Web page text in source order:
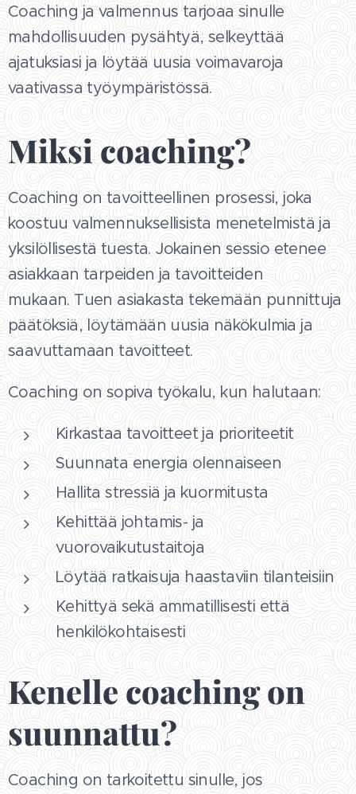
Coaching ja valmennus tarjoaa sinulle
mahdollisuuden pysähtyä, selkeyttää
ajatuksiasi ja löytää uusia voimavaroja
vaativassa työympäristössä.
Miksi coaching?
Coaching on tavoitteellinen prosessi, joka
koostuu valmennuksellisista menetelmistä ja
yksilöllisestä tuesta. Jokainen sessio etenee
asiakkaan tarpeiden ja tavoitteiden
mukaan. Tuen asiakasta tekemään punnittuja
päätöksiä, löytämään uusia näkökulmia ja
saavuttamaan tavoitteet.
Coaching on sopiva työkalu, kun halutaan:
Kirkastaa tavoitteet ja prioriteetit
Suunnata energia olennaiseen
Hallita stressiä ja kuormitusta
Kehittää johtamis- ja
vuorovaikutustaitoja
Löytää ratkaisuja haastaviin tilanteisiin
Kehittyä sekä ammatillisesti että
henkilökohtaisesti
Kenelle coaching on
suunnattu?
Coaching on tarkoitettu sinulle, jos